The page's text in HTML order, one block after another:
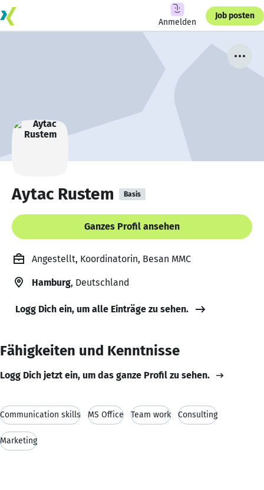
Anmelden
Job posten
Aytac Rustem Basis
Ganzes Profil ansehen
Angestellt, Koordinatorin, Besan MMC
Hamburg, Deutschland
Logg Dich ein, um alle Einträge zu sehen.
Fähigkeiten und Kenntnisse
Logg Dich jetzt ein, um das ganze Profil zu sehen.
Communication skills MS Office Team work Consulting
Marketing